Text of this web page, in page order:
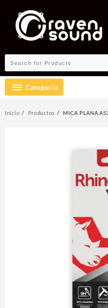
contenido
Categoría
Inicio Productos MICA PLANA